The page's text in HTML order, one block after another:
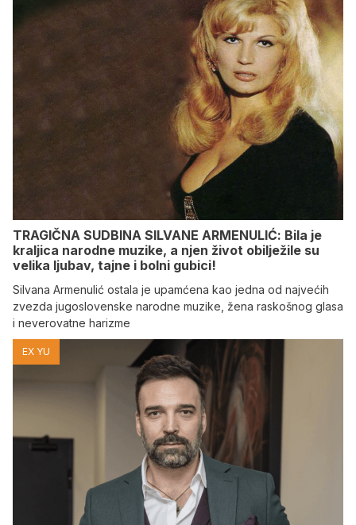
TRAGIČNA SUDBINA SILVANE ARMENULIĆ: Bila je
kraljica narodne muzike, a njen život obilježile su
velika ljubav, tajne i bolni gubici!
Silvana Armenulić ostala je upamćena kao jedna od najvećih
zvezda jugoslovenske narodne muzike, žena raskošnog glasa
i neverovatne harizme
EX YU